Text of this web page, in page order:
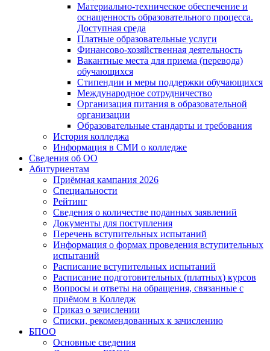
Материально-техническое обеспечение и
оснащенность образовательного процесса.
Доступная среда
Платные образовательные услуги
Финансово-хозяйственная деятельность
Вакантные места для приема (перевода)
обучающихся
Стипендии и меры поддержки обучающихся
Международное сотрудничество
Организация питания в образовательной
организации
Образовательные стандарты и требования
История колледжа
Информация в СМИ о колледже
Сведения об ОО
Абитуриентам
Приёмная кампания 2026
Специальности
Рейтинг
Сведения о количестве поданных заявлений
Документы для поступления
Перечень вступительных испытаний
Информация о формах проведения вступительных
испытаний
Расписание вступительных испытаний
Расписание подготовительных (платных) курсов
Вопросы и ответы на обращения, связанные с
приёмом в Колледж
Приказ о зачислении
Списки, рекомендованных к зачислению
БПОО
Основные сведения